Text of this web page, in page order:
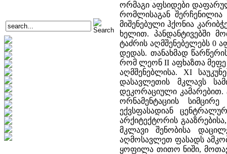
ორმაგი აფსიდები
რომლისაგან შერჩენილია
მიშენებული ჰქონია
ხელით. პანდანტივებში
ტაძრის აღმშენებელებს 0
დედას. თანახმად
რომ ლეონ II აფხაზთა მეფე
აღმშენებლისა. XI
დასავლეთის მკლავს
დეკორაციული კამარებით.
ორნამენტაციის
ექვსფასადიან
არქიტექტორის
მკლავი შენობისა
აღმოსავლეთ ფასადს
ყოფილა თითო ნიში,